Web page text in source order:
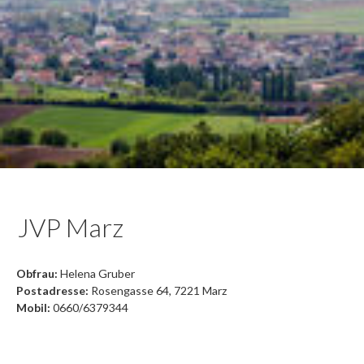
JVP Marz
Obfrau: Helena Gruber
Postadresse: Rosengasse 64, 7221 Marz
Mobil: 0660/6379344